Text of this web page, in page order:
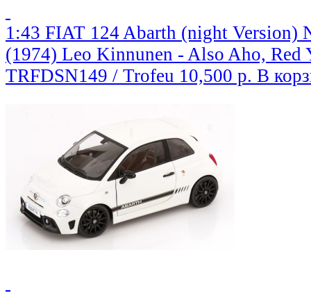
1:43 FIAT 124 Abarth (night Version)
(1974) Leo Kinnunen - Also Aho, Red
TRFDSN149 / Trofeu 10,500 р. В